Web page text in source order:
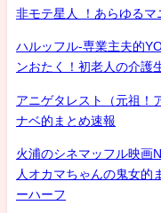
非モテ星人 ！あらゆるマ
ハルッフル-専業主夫的
ンおたく！初老人の介護
アニゲタレスト（元祖
ナベ的まとめ速報
火浦のシネマッフル映画
人オカマちゃんの鬼女的
ーハーフ